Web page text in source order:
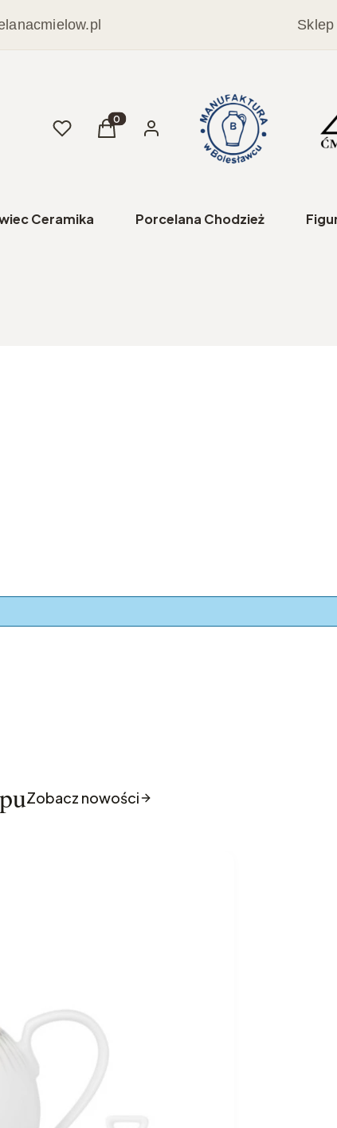
UlubioneProdukty w koszyku: 0. Zobacz szczegóły
Koszyk Zaloguj się
Ceramika Porcelana Chodzież
Zobacz nowości